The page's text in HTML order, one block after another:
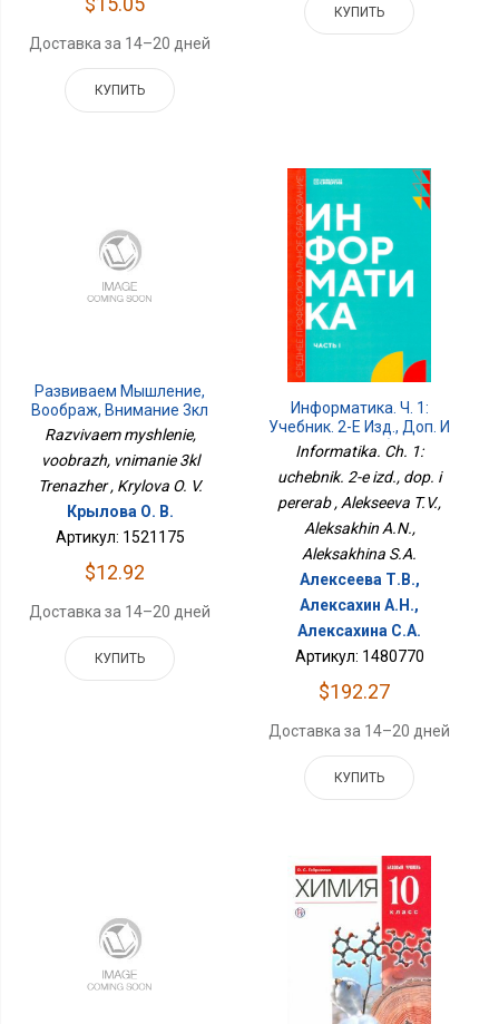
Доставка за 14–20 дней
КУПИТЬ
КУПИТЬ
Развиваем Мышление,
Воображ, Внимание 3кл
Тренажер
Razvivaem myshlenie,
voobrazh, vnimanie 3kl
Trenazher , Krylova O. V.
Крылова О. В.
Артикул: 1521175
$12.92
Доставка за 14–20 дней
КУПИТЬ
Информатика. Ч. 1:
Учебник. 2-Е Изд., Доп. И
Перераб
Informatika. Ch. 1:
uchebnik. 2-e izd., dop. i
pererab , Alekseeva T.V.,
Aleksakhin A.N.,
Aleksakhina S.A.
Алексеева Т.В.,
Алексахин А.Н.,
Алексахина С.А.
Артикул: 1480770
$192.27
Доставка за 14–20 дней
КУПИТЬ